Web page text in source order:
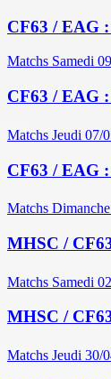
CF63 / EAG
Matchs Samedi
CF63 / EAG
Matchs Jeudi 07/
CF63 / EAG
Matchs
MHSC /
Matchs Samedi
MHSC /
Matchs Jeudi 30/